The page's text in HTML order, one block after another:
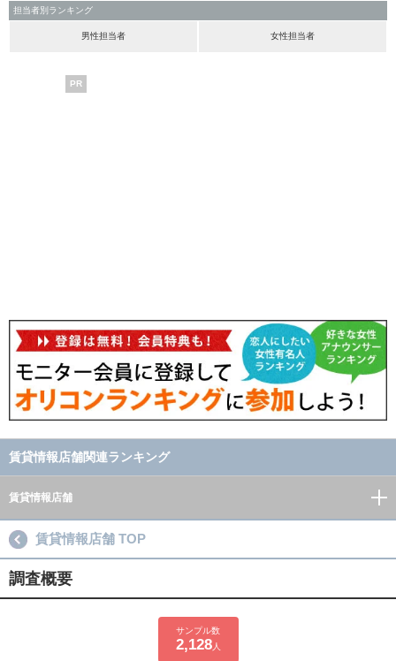
担当者別ランキング
男性担当者 女性担当者
PR
賃貸情報店舗関連ランキング
賃貸情報店舗
賃貸情報店舗 TOP
調査概要
サンプル数
2,128人